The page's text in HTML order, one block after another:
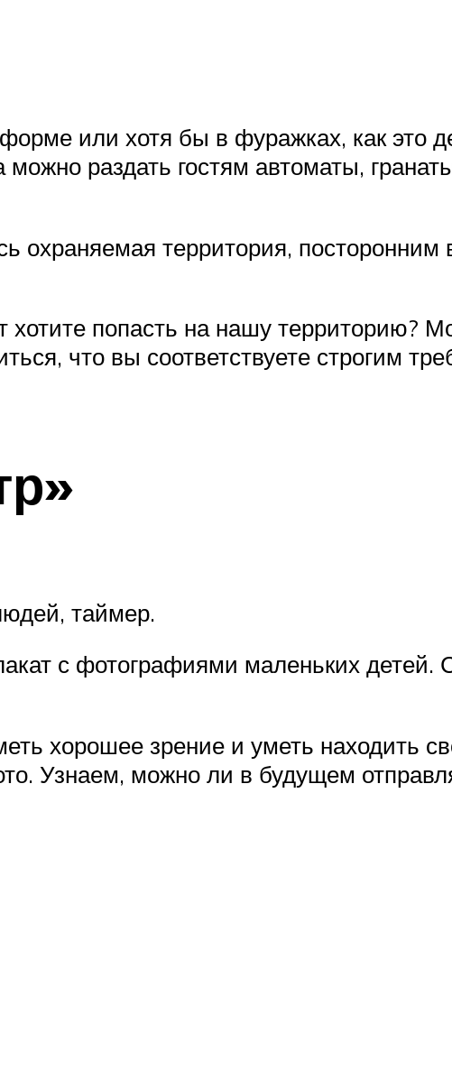
или хотя бы в фуражках, как это
раздать гостям автоматы,
охраняемая территория, посторонним
хотите попасть на нашу территорию?
что вы соответствуете строгим
таймер.
с фотографиями маленьких детей.
хорошее зрение и уметь находить
Узнаем, можно ли в будущем